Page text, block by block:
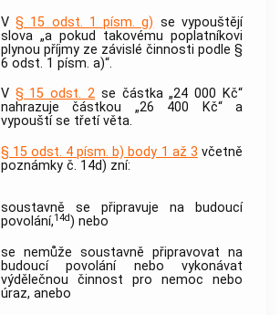
V§ 15 odst. 1 písm. g) se vypouštějí
slova „a pokud takovému poplatníkovi
plynou příjmy ze závislé činnosti podle §
6 odst. 1 písm. a)“.
V § 15 odst. 2se částka „24 000 Kč“
nahrazuje částkou „26 400 Kč“ a
vypouští se třetí věta.
§ 15 odst. 4 písm. b) body 1 až 3 včetně
poznámky č. 14d) zní:
soustavně se připravuje na budoucí
povolání,14d) nebo
se nemůže soustavně připravovat na
budoucí povolání nebo vykonávat
výdělečnou činnost pro nemoc nebo
úraz, anebo